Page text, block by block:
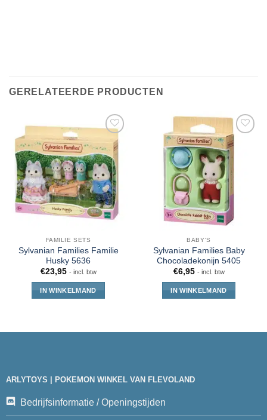
GERELATEERDE PRODUCTEN
FAMILIE SETS
Sylvanian Families Familie
Husky 5636
€23,95 - incl. btw
IN WINKELMAND
BABY'S
Sylvanian Families Baby
Chocoladekonijn 5405
€6,95 - incl. btw
IN WINKELMAND
ARLYTOYS | POKEMON WINKEL VAN FLEVOLAND
Bedrijfsinformatie / Openingstijden